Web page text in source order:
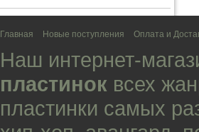
Главная Новые поступления Оплата и
Наш интернет-
пластинок всех
пластинки самых